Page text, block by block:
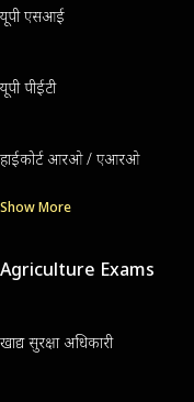
यूपी एसआई
यूपी पीईटी
हाईकोर्ट आरओ / एआरओ
Show More
Agriculture Exams
खाद्य सुरक्षा अधिकारी